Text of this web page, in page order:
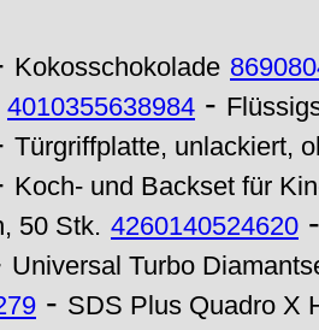
Kokosschokolade
4010355638984 -
Türgriffplatte, unlackiert,
Koch- und Backset für
50 Stk. 4260140524620
Universal Turbo
- SDS Plus Quadro X